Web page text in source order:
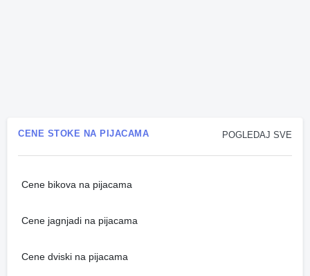
POGLEDAJ SVE
CENE STOKE NA PIJACAMA
Cene bikova na pijacama
Cene jagnjadi na pijacama
Cene dviski na pijacama